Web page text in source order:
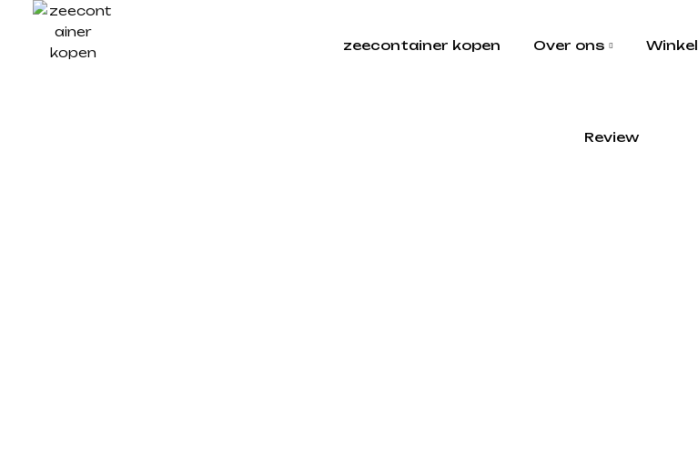
zeecontainer kopen Over ons Winkel
Review